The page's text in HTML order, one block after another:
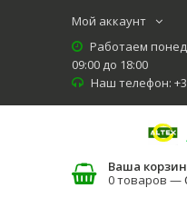
Мой аккаунт
Работаем
09:00 до 18:00
Наш телефон:
Ваша
0 товаров —